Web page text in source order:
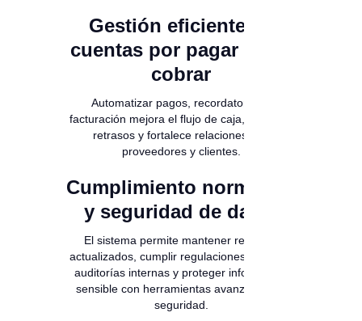
Gestión eficiente de
cuentas por pagar y por
cobrar
Automatizar pagos, recordatorios y
facturación mejora el flujo de caja, previene
retrasos y fortalece relaciones con
proveedores y clientes.
Cumplimiento normativo
y seguridad de datos
El sistema permite mantener registros
actualizados, cumplir regulaciones, generar
auditorías internas y proteger información
sensible con herramientas avanzadas de
seguridad.